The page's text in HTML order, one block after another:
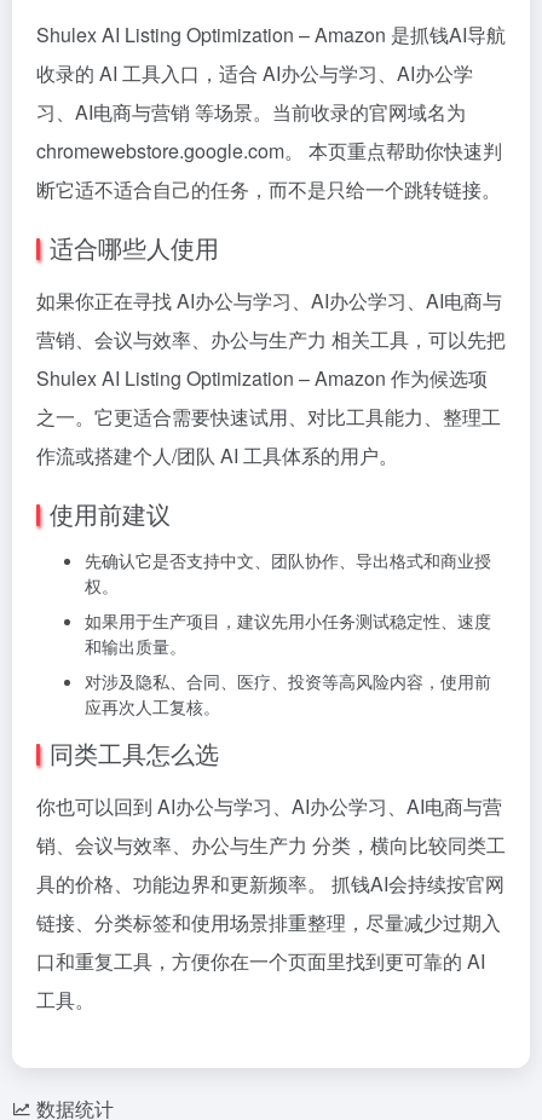
Shulex AI Listing Optimization – Amazon 是抓钱AI导航
收录的 AI 工具入口，适合 AI办公与学习、AI办公学
习、AI电商与营销 等场景。当前收录的官网域名为
chromewebstore.google.com。 本页重点帮助你快速判
断它适不适合自己的任务，而不是只给一个跳转链接。
适合哪些人使用
如果你正在寻找 AI办公与学习、AI办公学习、AI电商与
营销、会议与效率、办公与生产力 相关工具，可以先把
Shulex AI Listing Optimization – Amazon 作为候选项
之一。它更适合需要快速试用、对比工具能力、整理工
作流或搭建个人/团队 AI 工具体系的用户。
使用前建议
先确认它是否支持中文、团队协作、导出格式和商业授
权。
如果用于生产项目，建议先用小任务测试稳定性、速度
和输出质量。
对涉及隐私、合同、医疗、投资等高风险内容，使用前
应再次人工复核。
同类工具怎么选
你也可以回到 AI办公与学习、AI办公学习、AI电商与营
销、会议与效率、办公与生产力 分类，横向比较同类工
具的价格、功能边界和更新频率。 抓钱AI会持续按官网
链接、分类标签和使用场景排重整理，尽量减少过期入
口和重复工具，方便你在一个页面里找到更可靠的 AI
工具。
数据统计